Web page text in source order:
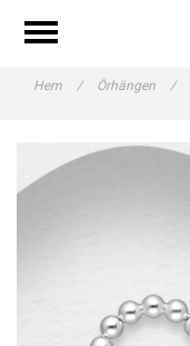
Hem / Örhängen /